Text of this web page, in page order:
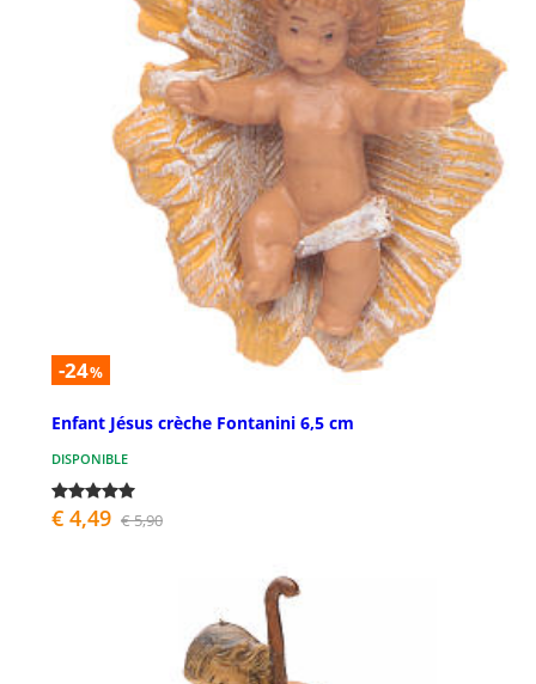
-24%
Enfant Jésus crèche Fontanini 6,5 cm
DISPONIBLE
€ 4,49 € 5,90